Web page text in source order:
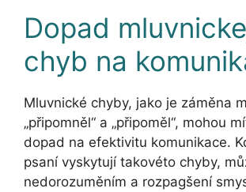
Dopad
chyb na
Mluvnické chyby, jako je záměna
„připomněl“ a „připoměl“, mohou
dopad na efektivitu komunikace.
psaní vyskytují takovéto chyby,
nedorozuměním a rozpagšení